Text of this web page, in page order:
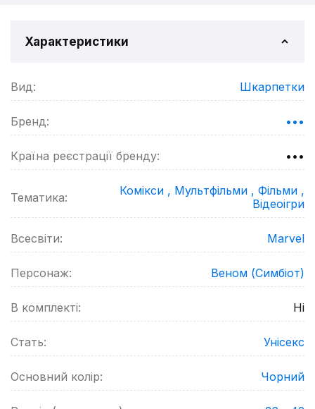
Характеристики
Вид: Шкарпетки
Бренд: •••
Країна реєстрації бренду: •••
Тематика: Комікси , Мультфільми , Фільми ,
Відеоігри
Всесвіти: Marvel
Персонаж: Веном (Симбіот)
В комплекті: Ні
Стать: Унісекс
Основний колір: Чорний